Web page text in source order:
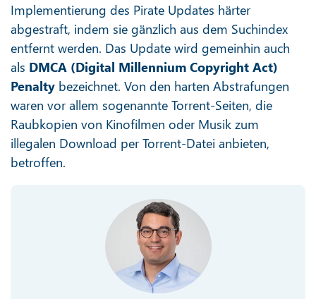
Implementierung des Pirate Updates härter
abgestraft, indem sie gänzlich aus dem Suchindex
entfernt werden. Das Update wird gemeinhin auch
als DMCA (Digital Millennium Copyright Act)
Penalty bezeichnet. Von den harten Abstrafungen
waren vor allem sogenannte Torrent-Seiten, die
Raubkopien von Kinofilmen oder Musik zum
illegalen Download per Torrent-Datei anbieten,
betroffen.